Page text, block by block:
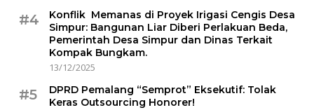
#4
Konflik Memanas di Proyek Irigasi Cengis Desa
Simpur: Bangunan Liar Diberi Perlakuan Beda,
Pemerintah Desa Simpur dan Dinas Terkait
Kompak Bungkam.
13/12/2025
#5
DPRD Pemalang “Semprot” Eksekutif: Tolak
Keras Outsourcing Honorer!